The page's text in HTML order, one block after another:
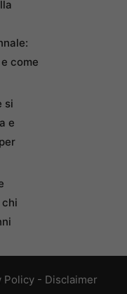
come
si
e
Policy - Disclaimer